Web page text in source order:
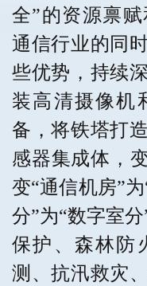
全”的资源禀
通信行业的同
些优势，持续
装高清摄像机
备，将铁塔打
感器集成体，
变“通信机房”
分”为“数字室
保护、森林防
测、抗汛救灾